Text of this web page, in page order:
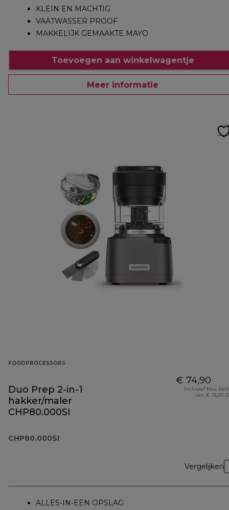
KLEIN EN MACHTIG
VAATWASSER PROOF
MAKKELIJK GEMAAKTE MAYO
Toevoegen aan winkelwagentje
Meer informatie
FOODPROCESSORS
Duo Prep 2-in-1
hakker/maler
CHP80.000SI
CHP80.000SI
€ 74,90
Inclusief btw-
van € 13,00
Vergelijken
ALLES-IN-EEN OPSLAG